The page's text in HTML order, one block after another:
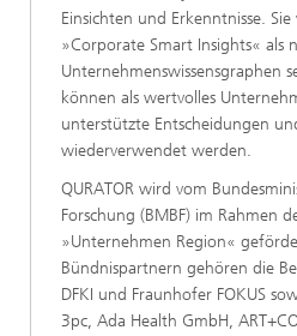
Einsichten und Erkenntnisse.
»Corporate Smart Insights« als
Unternehmenswissensgraphen
können als wertvolles
unterstützte Entscheidungen
wiederverwendet werden.
QURATOR wird vom
Forschung (BMBF) im Rahmen
»Unternehmen Region«
Bündnispartnern gehören die
DFKI und Fraunhofer FOKUS
3pc, Ada Health GmbH,